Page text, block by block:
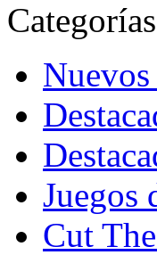
Categorías
Juegos
Cut